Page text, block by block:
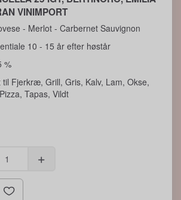
VINIMPORT
- Merlot - Carbernet Sauvignon
10 - 15 år efter høstår
%
til Fjerkræ, Grill, Gris, Kalv, Lam, Okse,
Tapas, Vildt